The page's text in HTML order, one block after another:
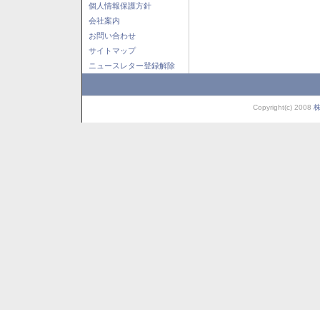
個人情報保護方針
会社案内
お問い合わせ
サイトマップ
ニュースレター登録解除
Copyright(c) 2008